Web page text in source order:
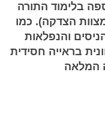
בלימוד התורה
הצדקה). כמו
והנפלאות
בראייה חסידית
המלאה